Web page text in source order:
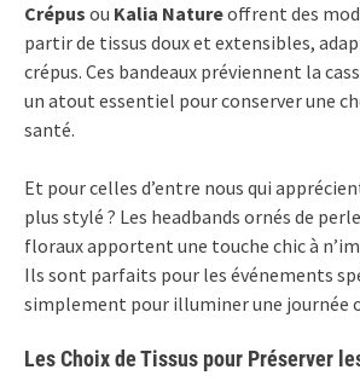
Crépus ou Kalia Natureoffrent des
partir de tissus doux et extensibles,
crépus. Ces bandeaux préviennent la
un atout essentiel pour conserver une
santé.
Et pour celles d’entre nous qui
plus stylé ? Les headbands ornés de
floraux apportent une touche chic à
Ils sont parfaits pour les événements
simplement pour illuminer une journée
Les Choix de Tissus pour Préserver